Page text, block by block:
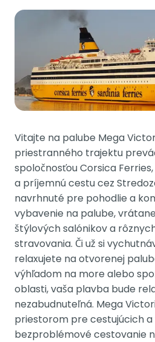
Vitajte na palube Mega
priestranného trajektu
spoločnosťou Corsica
a príjemnú cestu cez
navrhnuté pre pohodlie a
vybavenie na palube,
štýlových salónikov a
stravovania. Či už si
relaxujete na otvorenej
výhľadom na more alebo
oblasti, vaša plavba bude
nezabudnuteľná. Mega
priestorom pre cestujúcich a
bezproblémové cestovanie